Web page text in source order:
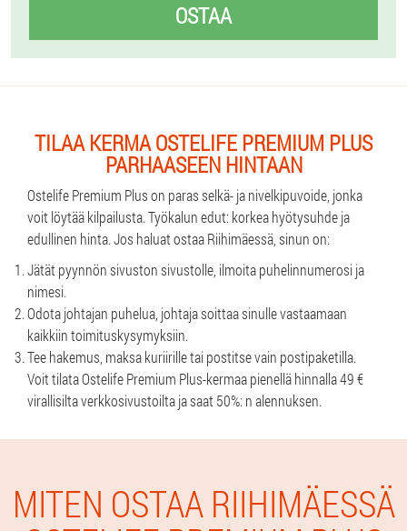
OSTAA
TILAA KERMA OSTELIFE PREMIUM PLUS
PARHAASEEN HINTAAN
Ostelife Premium Plus on paras selkä- ja nivelkipuvoide, jonka
voit löytää kilpailusta. Työkalun edut: korkea hyötysuhde ja
edullinen hinta. Jos haluat ostaa Riihimäessä, sinun on:
Jätät pyynnön sivuston sivustolle, ilmoita puhelinnumerosi ja
nimesi.
Odota johtajan puhelua, johtaja soittaa sinulle vastaamaan
kaikkiin toimituskysymyksiin.
Tee hakemus, maksa kuriirille tai postitse vain postipaketilla.
Voit tilata Ostelife Premium Plus-kermaa pienellä hinnalla 49 €
virallisilta verkkosivustoilta ja saat 50%: n alennuksen.
MITEN OSTAA RIIHIMÄESSÄ